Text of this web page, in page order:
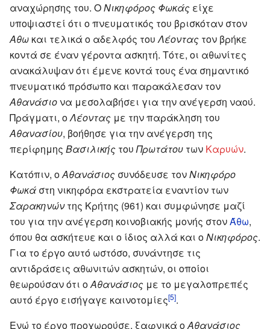
αναχώρησης του. ΟΝικηφόρος Φωκάς είχε
υποψιαστεί ότι ο πνευματικός του βρισκόταν στον
Αθω και τελικά ο αδελφός τουΛέοντας τον βρήκε
κοντά σε έναν γέροντα ασκητή. Τότε, οι αθωνίτες
ανακάλυψαν ότι έμενε κοντά τους ένα σημαντικό
πνευματικό πρόσωπο και παρακάλεσαν τον
Αθανάσιονα μεσολαβήσει για την ανέγερση ναού.
Πράγματι, οΛέοντας με την παράκληση του
Αθανασίου, βοήθησε για την ανέγερση της
περίφημης Βασιλικής τουΠρωτάτου των Καρυών.
Κατόπιν, οΑθανάσιος συνόδευσε τονΝικηφόρο
Φωκά στη νικηφόρα εκστρατεία εναντίον των
Σαρακηνώντης Κρήτης (961) και συμφώνησε μαζί
του για την ανέγερση κοινοβιακής μονής στονΆθω,
όπου θα ασκήτευε και ο ίδιος αλλά και οΝικηφόρος.
Για το έργο αυτό ωστόσο, συνάντησε τις
αντιδράσεις αθωνιτών ασκητών, οι οποίοι
θεωρούσαν ότι οΑθανάσιος με το μεγαλοπρεπές
αυτό έργο εισήγαγε καινοτομίες[5].
Ενώ το έργο προχωρούσε, ξαφνικά οΑθανάσιος